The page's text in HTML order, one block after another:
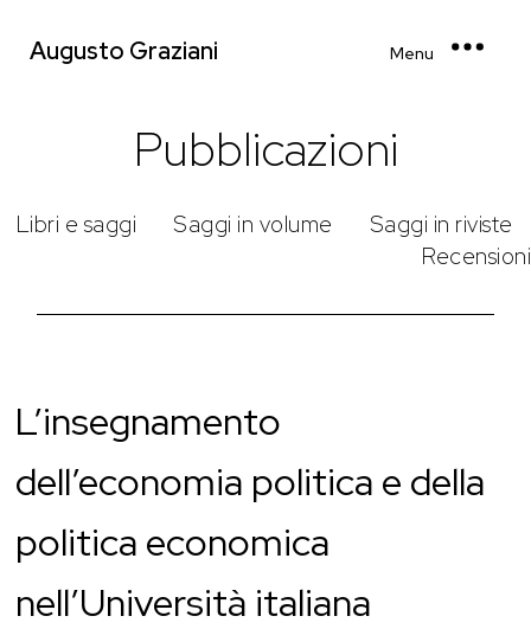
Augusto Graziani Menu
Pubblicazioni
Libri e saggi Saggi in volume
Saggi in riviste
Recensioni
L’insegnamento
dell’economia politica e della
politica economica
nell’Università italiana